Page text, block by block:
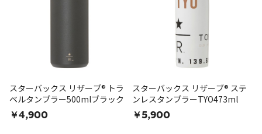
スターバックス リザーブ® トラ
ベルタンブラー500mlブラック
￥4,900
スターバックス リザーブ® ステ
ンレスタンブラーTYO473ml
￥5,900